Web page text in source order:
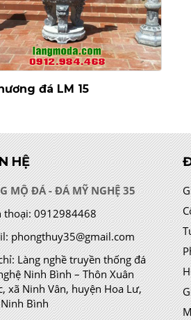
đá LM 15
HỆ
MỘ ĐÁ - ĐÁ MỸ NGHỆ 35
thoại:0912984468
phongthuy35@gmail.com
Làng nghề truyền thống đá
Ninh Bình – Thôn Xuân
xã Ninh Vân, huyện Hoa Lư,
Bình